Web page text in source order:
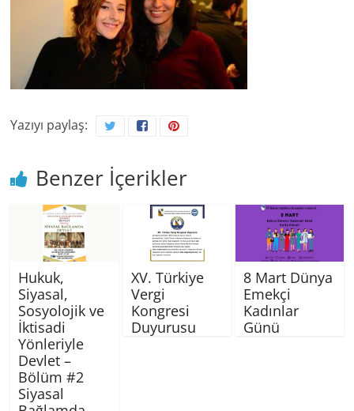
Yazıyı paylaş:
Benzer İçerikler
Hukuk,
Siyasal,
Sosyolojik ve
İktisadi
Yönleriyle
Devlet –
Bölüm #2
Siyasal
XV. Türkiye
Vergi
Kongresi
Duyurusu
8 Mart Dünya
Emekçi
Kadınlar
Günü